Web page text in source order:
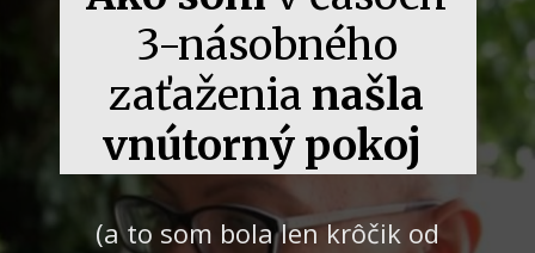
3-násobného
zaťaženia našla
vnútorný pokoj
(a to som bola len krôčik od